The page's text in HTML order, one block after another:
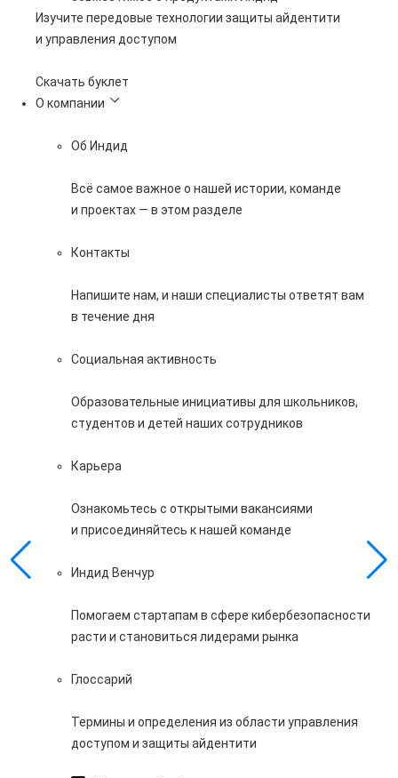
Изучите передовые технологии защиты айдентити
и управления доступом
Скачать буклет
О компании
Об Индид
Всё самое важное о нашей истории, команде
и проектах — в этом разделе
Контакты
Напишите нам, и наши специалисты ответят вам
в течение дня
Социальная активность
Образовательные инициативы для школьников,
студентов и детей наших сотрудников
Карьера
Ознакомьтесь с открытыми вакансиями
и присоединяйтесь к нашей команде
Индид Венчур
Помогаем стартапам в сфере кибербезопасности
расти и становиться лидерами рынка
Глоссарий
Термины и определения из области управления
доступом и защиты айдентити